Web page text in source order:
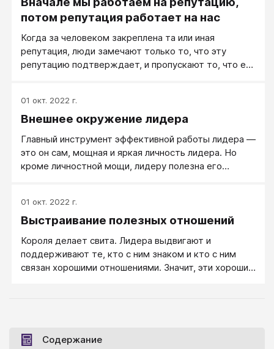
потом репутация работает на нас
Когда за человеком закреплена та или иная
репутация, люди замечают только то, что эту
репутацию подтверждает, и пропускают то, что ей
01 окт. 2022 г.
Внешнее окружение лидера
Главный инструмент эффективной работы лидера —
это он сам, мощная и яркая личность лидера. Но
кроме личностной мощи, лидеру полезна его
силы.
01 окт. 2022 г.
Выстраивание полезных отношений
Короля делает свита. Лидера выдвигают и
поддерживают те, кто с ним знаком и кто с ним
связан хорошими отношениями. Значит, эти хорошие
Содержание